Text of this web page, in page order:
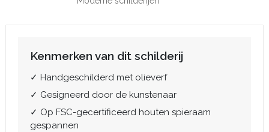
Kenmerken van dit schilderij
✓ Handgeschilderd met olieverf
✓ Gesigneerd door de kunstenaar
✓ Op FSC-gecertificeerd houten spieraam
gespannen